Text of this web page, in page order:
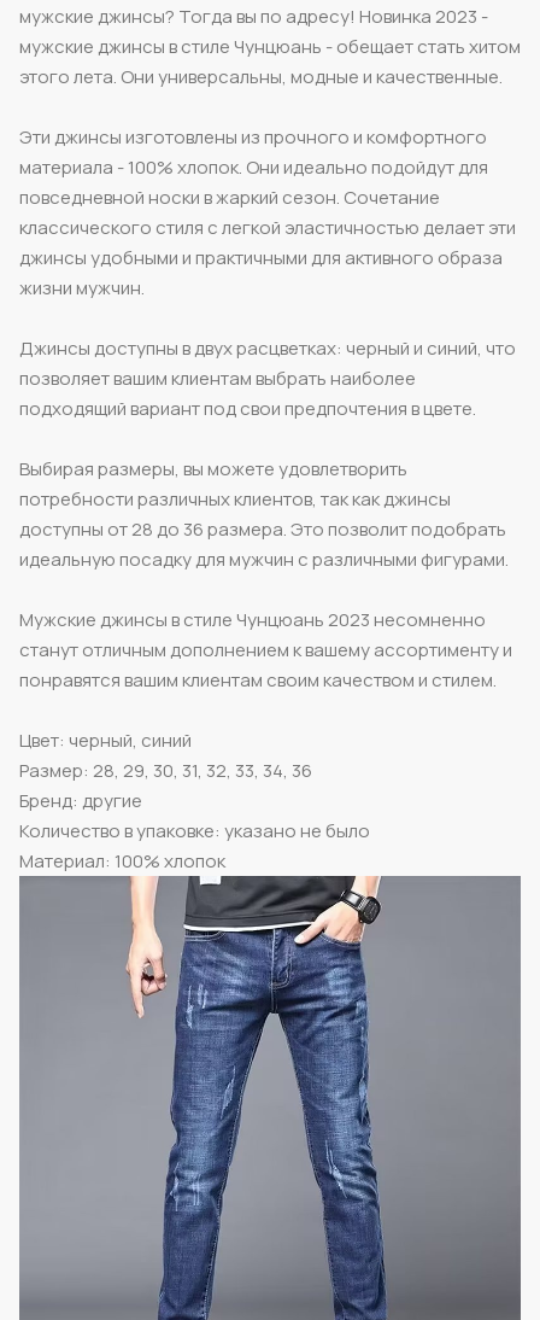
мужские джинсы? Тогда вы по адресу! Новинка 2023 -
мужские джинсы в стиле Чунцюань - обещает стать хитом
этого лета. Они универсальны, модные и качественные.
Эти джинсы изготовлены из прочного и комфортного
материала - 100% хлопок. Они идеально подойдут для
повседневной носки в жаркий сезон. Сочетание
классического стиля с легкой эластичностью делает эти
джинсы удобными и практичными для активного образа
жизни мужчин.
Джинсы доступны в двух расцветках: черный и синий, что
позволяет вашим клиентам выбрать наиболее
подходящий вариант под свои предпочтения в цвете.
Выбирая размеры, вы можете удовлетворить
потребности различных клиентов, так как джинсы
доступны от 28 до 36 размера. Это позволит подобрать
идеальную посадку для мужчин с различными фигурами.
Мужские джинсы в стиле Чунцюань 2023 несомненно
станут отличным дополнением к вашему ассортименту и
понравятся вашим клиентам своим качеством и стилем.
Цвет: черный, синий
Размер: 28, 29, 30, 31, 32, 33, 34, 36
Бренд: другие
Количество в упаковке: указано не было
Материал: 100% хлопок